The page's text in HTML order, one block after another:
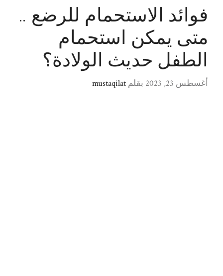
فوائد الاستحمام للرضع ..
متى يمكن استحمام
الطفل حديث الولادة؟
أغسطس 23, 2023 بقلم mustaqilat